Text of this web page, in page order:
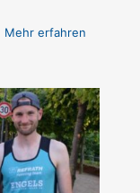
Mehr erfahren